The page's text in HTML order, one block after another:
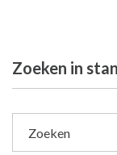
Zoeken in
Zoeken